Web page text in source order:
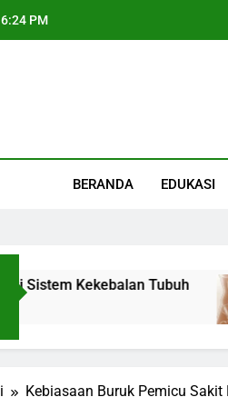
PM
BERANDA EDUKASI
Tubuh
1
Kebiasaan Buruk Pemicu